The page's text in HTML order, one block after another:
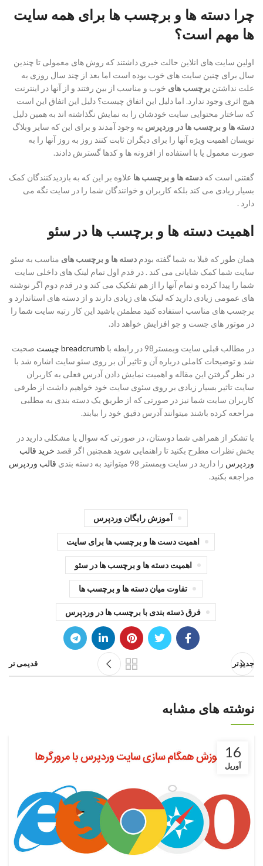
چرا دسته ها و برچسب ها برای همه سایت
ها مهم است؟
اولین سایت های انلاین حالت خبری داشتند که روش های معمولی تا چندین
سال برای چنین سایت های خوب بوده است اما بعد از چند سال روزی به
علت نداشتن برچسب های خوب و مناسب از بین رفتند و از آنها در اینترنت
هیچ اثری وجود ندارد. اما دلیل این اتفاق چیست؟ دلیل این اتفاق این است
که ساختار محتوایی سایت خودشان را به نمایش نگذاشته اند به همین دلیل
دسته ها و برچسب ها در وردپرس به وجود آمدند و برای این که سایر وبلاگ
نویسان اهمیت ویژه آنها را برای دیگران ثابت کنند روز به روز آنها را به
صورت معمول یا با استفاده از افزونه ها و کدها گسترش دادند.
گفتنی است که دسته ها و برچسب ها علاوه بر این که به بازدیدکنندگان کمک
بسیار زیادی می کند بلکه کاربران و خوانندگان شما را در سایت نگه می
دارد .
اهمیت دسته ها و برچسب ها در سئو
همان طور که قبلا به شما گفته بودم دسته ها و برچسب های مناسب به سئو
سایت شما کمک شایانی می کند . در قدم اول تمام لینک های داخلی سایت
شما را پیدا کرده و تمام آنها را از هم تفکیک می کند و در قدم دوم اگر نوشته
های عمومی زیادی دارید که لینک های زیادی دارند و از دسته های استاندارد و
برچسب های مناسب استفاده کنید مطمئن باشید این کار رتبه سایت شما را
در موتور های جست و جو افزایش خواهد داد.
در مطالب قبلی سایت وبمستر98 در رابطه با breadcrumb چیست
صحبت
شد و توضیحات کاملی درباره آن و تاثیر آن بر روی سئو سایت اشاره شد با
در نظر گرفتن این مقاله و اهمیت نمایش دادن آدرس فعلی به کاربران
سایت تاثیر بسیار زیادی بر روی سئوی سایت خود خواهیم داشت از طرفی
کاربران سایت شما نیز در صورتی که از طریق یک دسته بندی به مطلبی
مراحعه کرده باشند میتوانند آدرس دقیق خود را بیابند.
با تشکر از همراهی شما دوستان، در صورتی که سوال یا مشکلی دارید در
بخش نظرات مطرح بکنید تا راهنمایی شوید همچنین اگر قصد خرید قالب
وردپرس را دارید در سایت وبمستر 98 میتوانید به دسته بندی
قالب وردپرس
مراجعه بکنید.
آموزش رایگان وردپرس
اهمیت دست ها و برچسب ها برای سایت
اهمیت دسته ها و برچسب ها در سئو
تفاوت میان دسته ها و برچسب ها
فرق ذسته بندی با برچسب ها در وردپرس
جدیدتر قدیمی تر
نوشته های مشابه
16
آوریل